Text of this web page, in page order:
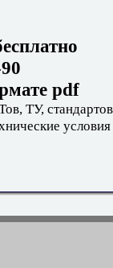
pdf
ТУ,
условия